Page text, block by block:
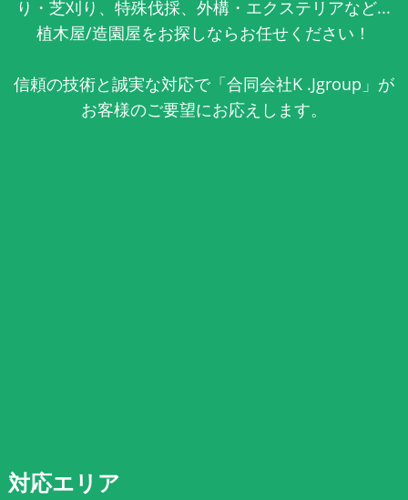
り・芝刈り、特殊伐採、外構・エクステリアなど...
植木屋/造園屋をお探しならお任せください！
信頼の技術と誠実な対応で「合同会社K .Jgroup」が
お客様のご要望にお応えします。
対応エリア